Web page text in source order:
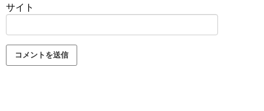
サイト